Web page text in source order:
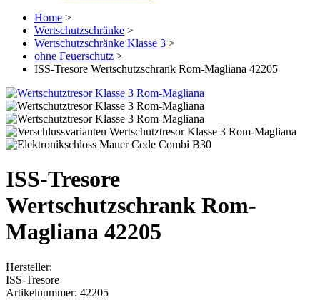
Home >
Wertschutzschränke >
Wertschutzschränke Klasse 3 >
ohne Feuerschutz >
ISS-Tresore Wertschutzschrank Rom-Magliana 42205
ISS-Tresore
Wertschutzschrank Rom-
Magliana 42205
Hersteller:
ISS-Tresore
Artikelnummer: 42205